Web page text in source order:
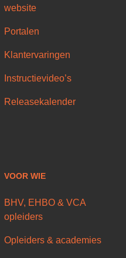
website
Portalen
Klantervaringen
Instructievideo’s
Releasekalender
VOOR WIE
BHV, EHBO & VCA
opleiders
Opleiders & academies